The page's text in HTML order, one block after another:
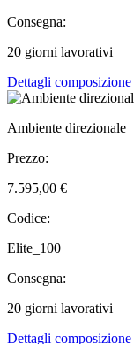
Consegna:
20 giorni lavorativi
Dettagli composizione
Ambiente direzionale
Prezzo:
7.595,00 €
Codice:
Elite_100
Consegna:
20 giorni lavorativi
Dettagli composizione